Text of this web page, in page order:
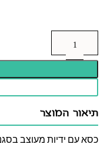
תיאור המוצר
כסא עם ידיות מעוצב